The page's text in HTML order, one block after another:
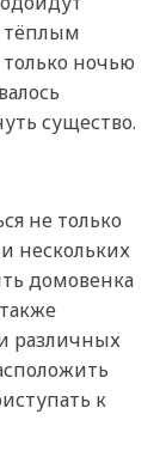
тёплым
ночью
существо.
не только
нескольких
домовенка
различных
к